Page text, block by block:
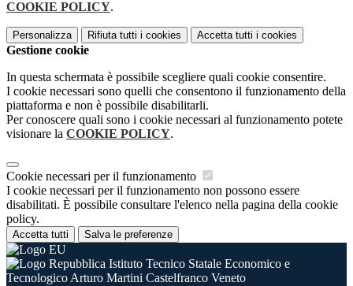
COOKIE POLICY.
Personalizza Rifiuta tutti i cookies Accetta tutti i cookies
Gestione cookie
In questa schermata è possibile scegliere quali cookie consentire.
I cookie necessari sono quelli che consentono il funzionamento della
piattaforma e non è possibile disabilitarli.
Per conoscere quali sono i cookie necessari al funzionamento potete
visionare la COOKIE POLICY.
Cookie necessari per il funzionamento
I cookie necessari per il funzionamento non possono essere
disabilitati. È possibile consultare l'elenco nella pagina della cookie
policy.
Accetta tutti Salva le preferenze
Istituto Tecnico Statale Economico e
Tecnologico Arturo Martini Castelfranco Veneto